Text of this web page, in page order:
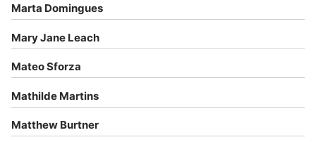
Marta Domingues
Mary Jane Leach
Mateo Sforza
Mathilde Martins
Matthew Burtner